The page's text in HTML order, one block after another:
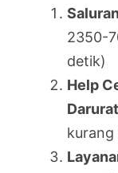
2350-
detik)
Help